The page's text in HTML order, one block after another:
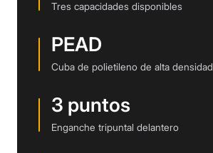
Tres capacidades disponibles
PEAD
Cuba de polietileno de alta densidad
3 puntos
Enganche tripuntal delantero